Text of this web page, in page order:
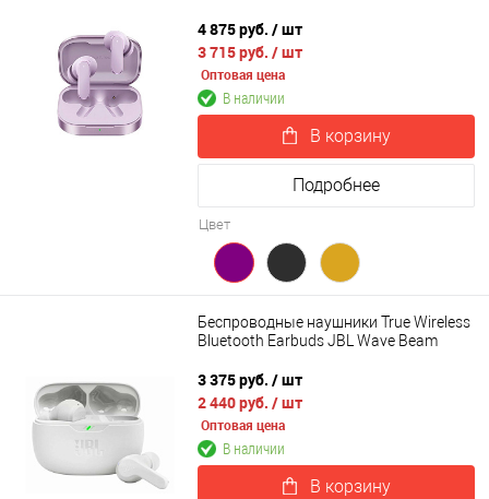
4 875 руб. / шт
3 715 руб. / шт
Оптовая цена
В наличии
В корзину
Подробнее
Цвет
Беспроводные наушники True Wireless
Bluetooth Earbuds JBL Wave Beam
3 375 руб. / шт
2 440 руб. / шт
Оптовая цена
В наличии
В корзину